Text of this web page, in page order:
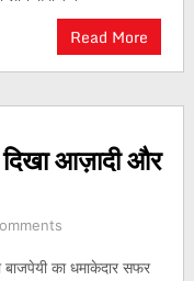
Read More
आज़ादी और
का धमाकेदार सफर